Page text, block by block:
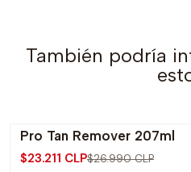
También podría
-14% OFF
Pro Tan Remover 207ml
$23.211 CLP$26.990 CLP